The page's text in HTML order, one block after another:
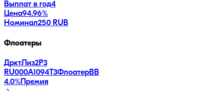
Выплат в год4
Цена94.96%
Номинал250 RUB
Флоатеры
ДрктЛиз2Р3
RU000A1094T3ФлоатерBB
4.0% Премия